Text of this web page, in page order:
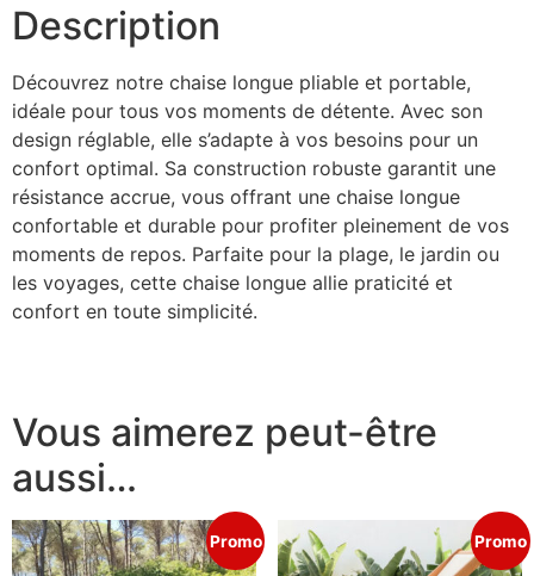
Description
Découvrez notre chaise longue pliable et portable,
idéale pour tous vos moments de détente. Avec son
design réglable, elle s’adapte à vos besoins pour un
confort optimal. Sa construction robuste garantit une
résistance accrue, vous offrant une chaise longue
confortable et durable pour profiter pleinement de vos
moments de repos. Parfaite pour la plage, le jardin ou
les voyages, cette chaise longue allie praticité et
confort en toute simplicité.
Vous aimerez peut-être
aussi…
Promo Promo